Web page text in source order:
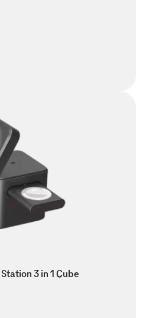
3 in 1 Cube